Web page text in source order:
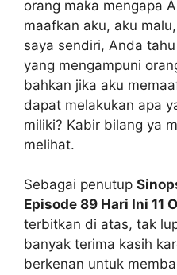
orang maka mengapa
maafkan aku, aku
saya sendiri, Anda
yang mengampuni
bahkan jika aku
dapat melakukan apa
miliki? Kabir bilang ya
melihat.
Sebagai penutup
Episode 89 Hari Ini 11
terbitkan di atas, tak
banyak terima kasih
berkenan untuk